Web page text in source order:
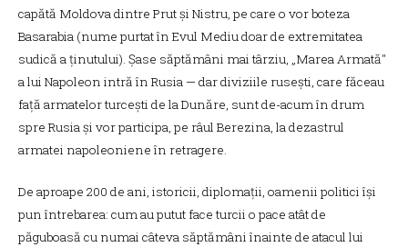
capătă Moldova dintre Prut și Nistru, pe care o vor boteza
Basarabia (nume purtat în Evul Mediu doar de extremitatea
sudică a ținutului). Șase săptămâni mai târziu, „Marea Armată"
a lui Napoleon intră în Rusia — dar diviziile rusești, care făceau
față armatelor turcești de la Dunăre, sunt de-acum în drum
spre Rusia și vor participa, pe râul Berezina, la dezastrul
armatei napoleoniene în retragere.
De aproape 200 de ani, istoricii, diplomații, oamenii politici își
pun întrebarea: cum au putut face turcii o pace atât de
păguboasă cu numai câteva săptămâni înainte de atacul lui